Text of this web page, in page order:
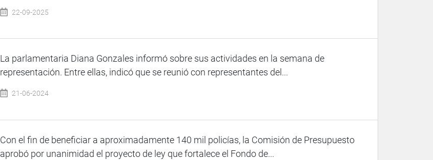
22-09-2025
La parlamentaria Diana Gonzales informó sobre sus actividades en la semana de
representación. Entre ellas, indicó que se reunió con representantes del...
21-06-2024
Con el fin de beneficiar a aproximadamente 140 mil policías, la Comisión de Presupuesto
aprobó por unanimidad el proyecto de ley que fortalece el Fondo de...